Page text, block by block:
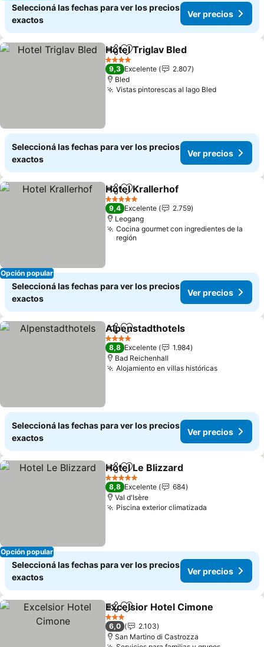
Seleccioná las fechas para ver los precios
exactos
Ver precios
CompartirAñadir a favoritos
Hotel Triglav Bled
4 Estrellas
9,3 Excelente
2.807
Bled
Vistas pintorescas al lago Bled
Seleccioná las fechas para ver los precios
exactos
Ver precios
Opción popular
CompartirAñadir a favoritos
Hotel Krallerhof
5 Estrellas
9,4 Excelente
2.759
Leogang
Cocina gourmet con ingredientes de la
región
Seleccioná las fechas para ver los precios
exactos
Ver precios
CompartirAñadir a favoritos
Alpenstadthotels
4 Estrellas
8,8 Excelente
1.984
Bad Reichenhall
Alojamiento en villas históricas
Seleccioná las fechas para ver los precios
exactos
Ver precios
Opción popular
CompartirAñadir a favoritos
Hotel Le Blizzard
5 Estrellas
8,8 Excelente
684
Val d'Isère
Piscina exterior climatizada
Seleccioná las fechas para ver los precios
exactos
Ver precios
CompartirAñadir a favoritos
Excelsior Hotel Cimone
3 Estrellas
6,0
2.103
San Martino di Castrozza